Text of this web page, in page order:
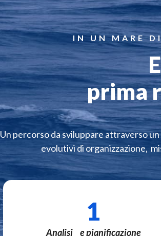
IN UN MARE
prima
Un percorso da sviluppare attraverso
evolutivi di organizzazione,
1
Analisi e pianificazione